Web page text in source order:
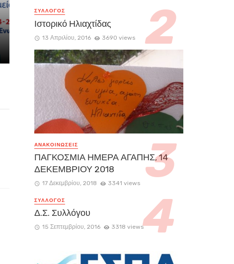
ΣΥΛΛΟΓΟΣ
Ιστορικό Ηλιαχτίδας
13 Απριλίου, 2016 3690 views
ΑΝΑΚΟΙΝΏΣΕΙΣ
ΠΑΓΚΟΣΜΙΑ ΗΜΕΡΑ ΑΓΑΠΗΣ, 14
ΔΕΚΕΜΒΡΙΟΥ 2018
17 Δεκεμβρίου, 2018 3341 views
ΣΥΛΛΟΓΟΣ
Δ.Σ. Συλλόγου
15 Σεπτεμβρίου, 2016 3318 views